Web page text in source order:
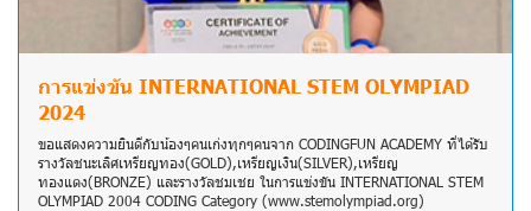
การแข่งขัน INTERNATIONAL STEM OLYMPIAD
2024
ขอแสดงความยินดีกับน้องๆคนเก่งทุกๆคนจาก CODINGFUN ACADEMY ที่ได้รับ
รางวัลชนะเลิศเหรียญทอง(GOLD),เหรียญเงิน(SILVER),เหรียญ
ทองแดง(BRONZE) และรางวัลชมเชย ในการแข่งขัน INTERNATIONAL STEM
OLYMPIAD 2004 CODING Category (www.stemolympiad.org)